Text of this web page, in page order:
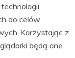
do celów
Korzystając z
będą one